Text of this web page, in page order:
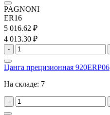
PAGNONI
ER16
5 016.62 ₽
4 013.30 ₽
-
Цанга прецизионная 920ERP06
На складе: 7
-